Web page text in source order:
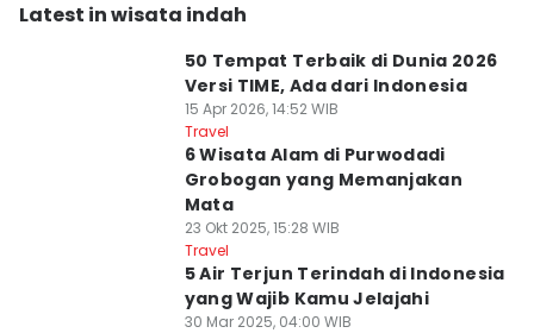
Latest in wisata indah
50 Tempat Terbaik di Dunia 2026
Versi TIME, Ada dari Indonesia
15 Apr 2026, 14:52 WIB
Travel
6 Wisata Alam di Purwodadi
Grobogan yang Memanjakan
Mata
23 Okt 2025, 15:28 WIB
Travel
5 Air Terjun Terindah di Indonesia
yang Wajib Kamu Jelajahi
30 Mar 2025, 04:00 WIB